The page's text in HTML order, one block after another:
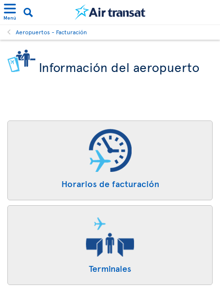
Menú
Aeropuertos - Facturación
Información del aeropuerto
Horarios de facturación
Terminales